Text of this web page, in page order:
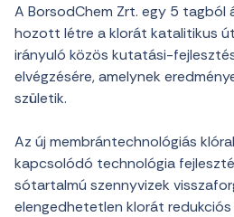
A BorsodChem Zrt. egy 5 tagból
hozott létre a klorát katalitikus
irányuló közös kutatási-
elvégzésére, amelynek
születik.
Az új membrántechnológiás
kapcsolódó technológia
sótartalmú szennyvizek
elengedhetetlen klorát